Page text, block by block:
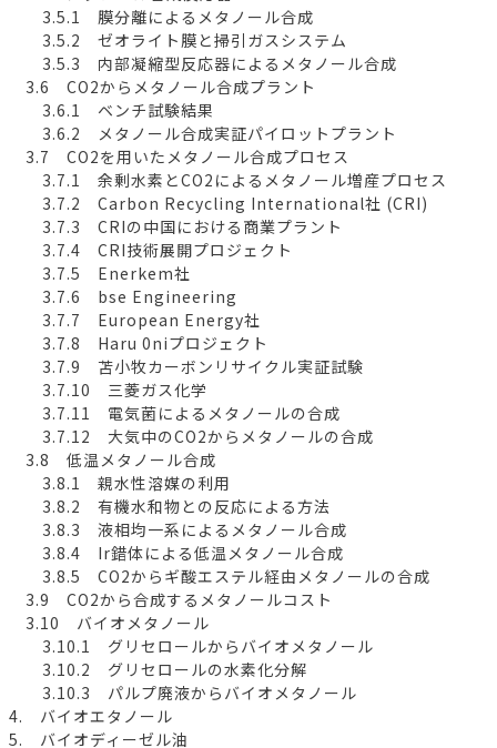
3.5.1 膜分離によるメタノール合成
3.5.2 ゼオライト膜と掃引ガスシステム
3.5.3 内部凝縮型反応器によるメタノール合成
3.6 CO2からメタノール合成プラント
3.6.1 ベンチ試験結果
3.6.2 メタノール合成実証パイロットプラント
3.7 CO2を用いたメタノール合成プロセス
3.7.1 余剰水素とCO2によるメタノール増産プロセス
3.7.2 Carbon Recycling International社 (CRI)
3.7.3 CRIの中国における商業プラント
3.7.4 CRI技術展開プロジェクト
3.7.5 Enerkem社
3.7.6 bse Engineering
3.7.7 European Energy社
3.7.8 Haru 0niプロジェクト
3.7.9 苫小牧カーボンリサイクル実証試験
3.7.10 三菱ガス化学
3.7.11 電気菌によるメタノールの合成
3.7.12 大気中のCO2からメタノールの合成
3.8 低温メタノール合成
3.8.1 親水性溶媒の利用
3.8.2 有機水和物との反応による方法
3.8.3 液相均一系によるメタノール合成
3.8.4 Ir錯体による低温メタノール合成
3.8.5 CO2からギ酸エステル経由メタノールの合成
3.9 CO2から合成するメタノールコスト
3.10 バイオメタノール
3.10.1 グリセロールからバイオメタノール
3.10.2 グリセロールの水素化分解
3.10.3 パルプ廃液からバイオメタノール
4. バイオエタノール
5. バイオディーゼル油